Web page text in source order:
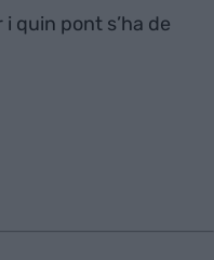
quin pont s’ha de